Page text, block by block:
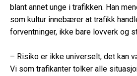
blant annet unge i trafikken. Han
som kultur innebærer at trafikk
forventninger, ikke bare lovverk og
– Risiko er ikke universelt, det kan
Vi som trafikanter tolker alle